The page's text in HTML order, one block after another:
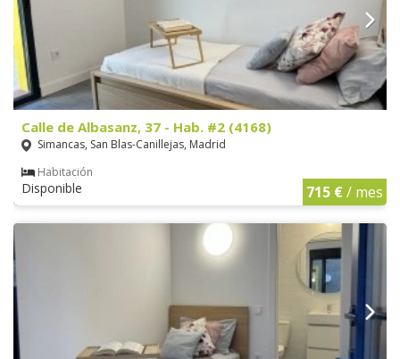
Calle de Albasanz, 37 - Hab. #2 (4168)
Simancas, San Blas-Canillejas, Madrid
Habitación
Disponible 715 €/ mes